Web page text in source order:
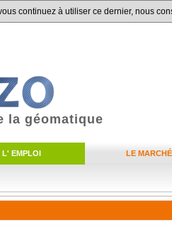
continuez à utiliser ce dernier, nous
L' EMPLOI LE MARCHÉ
la géomatique